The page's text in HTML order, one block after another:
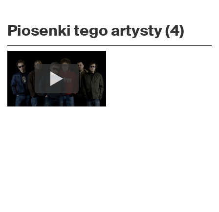
Piosenki tego artysty (4)